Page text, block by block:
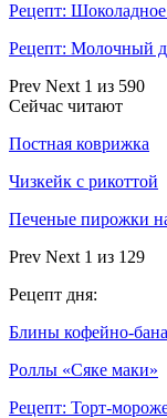
Рецепт:
Рецепт: Молочный
Prev Next 1 из 590
Сейчас читают
Постная коврижка
Чизкейк с рикоттой
Печеные пирожки
Prev Next 1 из 129
Рецепт дня:
Блины кофейно-
Роллы «Сяке маки»
Рецепт: Торт-